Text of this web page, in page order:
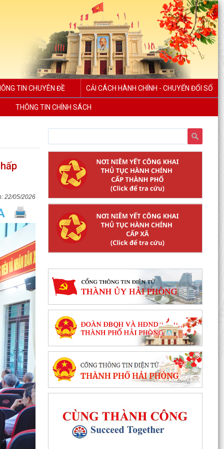
TIN CHUYÊN ĐỀ CẢI CÁCH HÀNH CHÍNH - CHUYỂN ĐỔI SỐ
THÔNG TIN CHÍNH SÁCH
22/05/2026
Quyết định số 1573/QĐ-UBND Về việc cho Tổng
Công ty phát triển đô thị Kinh Bắc - CTCP thuê
Chương trình công tác tháng 7 năm 2026 của
UBND xã Thượng Hồng
Thông báo về số lượng, tên gọi các thôn sau
UBND xã Thượng Hồng ban hành quyết định về
nội quy tiếp công dân tại Trụ sở UBND xã
Kế hoạch tổ chức Hội nghị đối thoại với các
doanh nghiệp, hợp tác xã, hộ kinh doanh tiêu
biểu trên...
Quyết định về việc thành lập Tổ rà soát hệ thống
văn bản quy phạm pháp luật
Ủy ban nhân dân xã
QĐ số 1297/QĐ-UBND ngày 02/4/2026 của